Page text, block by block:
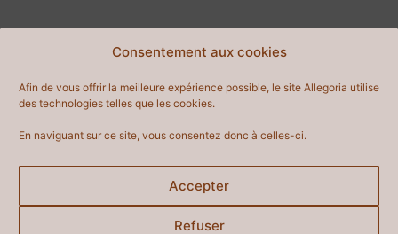
Consentement aux cookies
Afin de vous offrir la meilleure expérience possible, le site Allegoria utilise
des technologies telles que les cookies.
En naviguant sur ce site, vous consentez donc à celles-ci.
Accepter
Refuser
RETROUVEZ-NOUS
SUR INSTAGRAM